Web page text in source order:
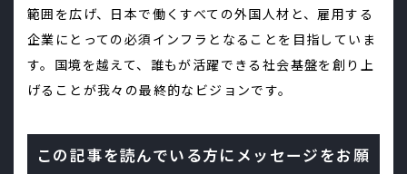
範囲を広げ、日本で働くすべての外国人材と、雇用する
企業にとっての必須インフラとなることを目指していま
す。国境を越えて、誰もが活躍できる社会基盤を創り上
げることが我々の最終的なビジョンです。
この記事を読んでいる方にメッセージをお願